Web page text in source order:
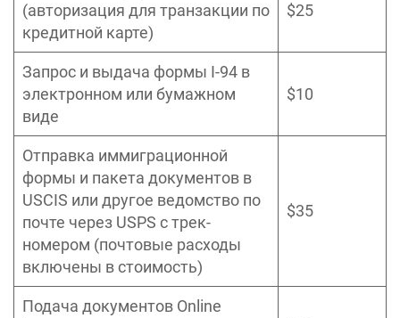
(авторизация для транзакции по
кредитной карте)
$25
Запрос и выдача формы I-94 в
электронном или бумажном
виде
$10
Отправка иммиграционной
формы и пакета документов в
USCIS или другое ведомство по
почте через USPS с трек-
номером (почтовые расходы
включены в стоимость)
$35
Подача документов Online